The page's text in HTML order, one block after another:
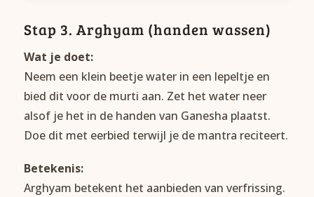
Stap 3. Arghyam (handen wassen)
Wat je doet:
Neem een klein beetje water in een lepeltje en
bied dit voor de murti aan. Zet het water neer
alsof je het in de handen van Ganesha plaatst.
Doe dit met eerbied terwijl je de mantra reciteert.
Betekenis:
Arghyam betekent het aanbieden van verfrissing.